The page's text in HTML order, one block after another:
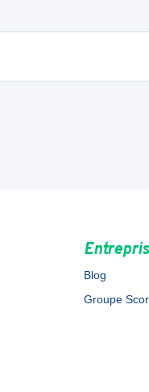
Blog
Groupe